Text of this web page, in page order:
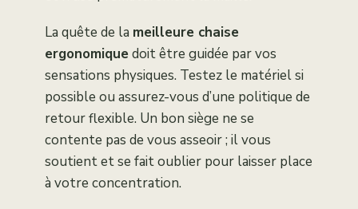
La quête de la meilleure chaise
ergonomiquedoit être guidée par vos
sensations physiques. Testez le matériel si
possible ou assurez-vous d’une politique de
retour flexible. Un bon siège ne se
contente pas de vous asseoir ; il vous
soutient et se fait oublier pour laisser place
à votre concentration.